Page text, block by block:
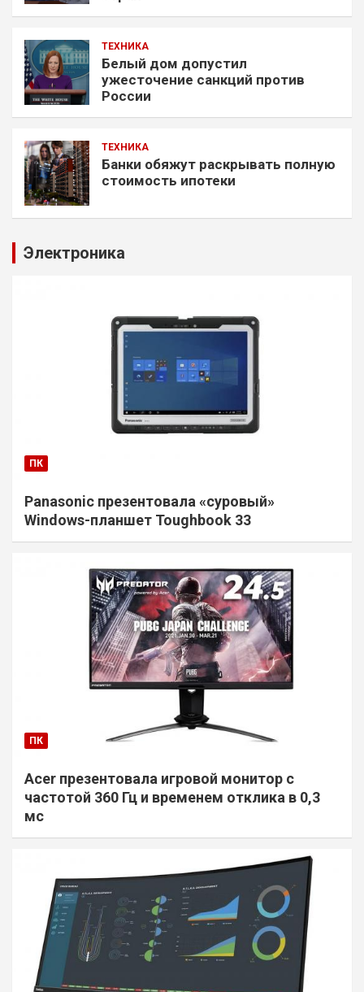
ТЕХНИКА
Белый дом допустил
ужесточение санкций против
России
ТЕХНИКА
Банки обяжут раскрывать полную
стоимость ипотеки
Электроника
ПК
Panasonic презентовала «суровый»
Windows-планшет Toughbook 33
ПК
Acer презентовала игровой монитор с
частотой 360 Гц и временем отклика в 0,3
мс